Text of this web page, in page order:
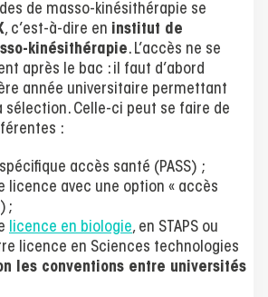
de masso-kinésithérapie se
, c’est-à-dire en institut de
kinésithérapie. L’accès ne se
après le bac : il faut d’abord
année universitaire permettant
sélection. Celle-ci peut se faire de
:
accès santé (PASS) ;
licence avec une option « accès
;
licence en biologie, en STAPS ou
licence en Sciences technologies
les conventions entre universités